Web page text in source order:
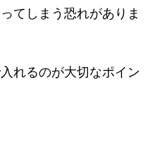
てしまう恐れがありま
れるのが大切なポイン